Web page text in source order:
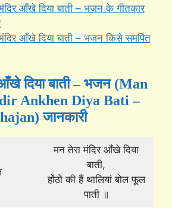
आँखे दिया बाती – भजन के गीतकार
आँखे दिया बाती – भजन किसे समर्पित
दिया बाती – भजन (Man
Ankhen Diya Bati –
जानकारी
मन तेरा मंदिर आँखे दिया
बाती,
होंठो की हैं थालियां बोल फूल
पाती ॥